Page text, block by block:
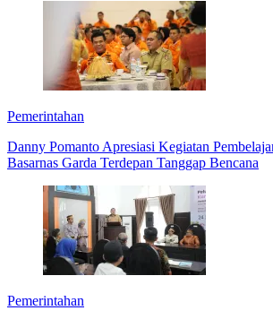
Pemerintahan
Danny Pomanto Apresiasi Kegiatan
Basarnas Garda Terdepan Tanggap Bencana
Pemerintahan